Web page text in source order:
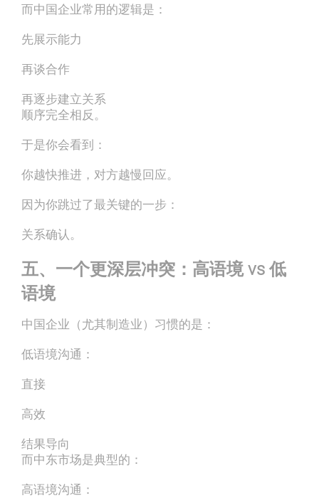
而中国企业常用的逻辑是：
先展示能力
再谈合作
再逐步建立关系
顺序完全相反。
于是你会看到：
你越快推进，对方越慢回应。
因为你跳过了最关键的一步：
关系确认。
五、一个更深层冲突：高语境 vs 低
语境
中国企业（尤其制造业）习惯的是：
低语境沟通：
直接
高效
结果导向
而中东市场是典型的：
高语境沟通：